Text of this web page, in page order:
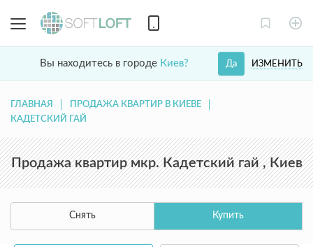
Вы находитесь в городе Киев? ИЗМЕНИТЬ
Да
ГЛАВНАЯ
ПРОДАЖА КВАРТИР В КИЕВЕ
КАДЕТСКИЙ ГАЙ
Продажа квартир мкр. Кадетский гай , Киев
Снять Купить